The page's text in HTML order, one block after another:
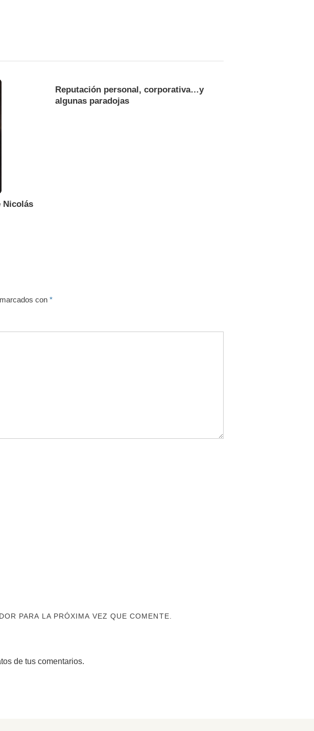
Nicolás
Reputación personal, corporativa…y
algunas paradojas
con *
PARA LA PRÓXIMA VEZ QUE COMENTE.
de tus comentarios.